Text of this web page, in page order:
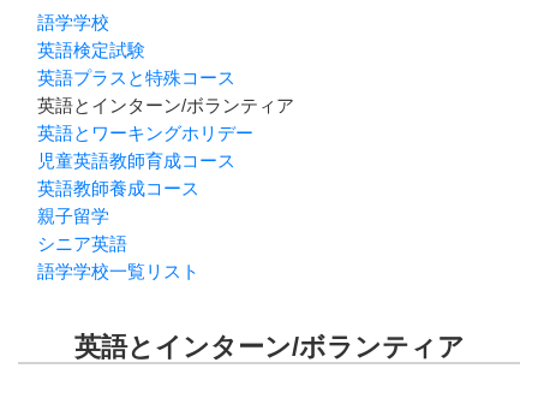
語学学校
英語検定試験
英語プラスと特殊コース
英語とインターン/ボランティア
英語とワーキングホリデー
児童英語教師育成コース
英語教師養成コース
親子留学
シニア英語
語学学校一覧リスト
英語とインターン/ボランティア